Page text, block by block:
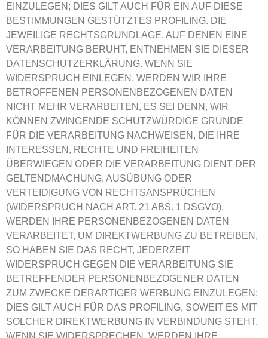
EINZULEGEN; DIES GILT AUCH FÜR EIN AUF DIESE
BESTIMMUNGEN GESTÜTZTES PROFILING. DIE
JEWEILIGE RECHTSGRUNDLAGE, AUF DENEN EINE
VERARBEITUNG BERUHT, ENTNEHMEN SIE DIESER
DATENSCHUTZERKLÄRUNG. WENN SIE
WIDERSPRUCH EINLEGEN, WERDEN WIR IHRE
BETROFFENEN PERSONENBEZOGENEN DATEN
NICHT MEHR VERARBEITEN, ES SEI DENN, WIR
KÖNNEN ZWINGENDE SCHUTZWÜRDIGE GRÜNDE
FÜR DIE VERARBEITUNG NACHWEISEN, DIE IHRE
INTERESSEN, RECHTE UND FREIHEITEN
ÜBERWIEGEN ODER DIE VERARBEITUNG DIENT DER
GELTENDMACHUNG, AUSÜBUNG ODER
VERTEIDIGUNG VON RECHTSANSPRÜCHEN
(WIDERSPRUCH NACH ART. 21 ABS. 1 DSGVO).
WERDEN IHRE PERSONENBEZOGENEN DATEN
VERARBEITET, UM DIREKTWERBUNG ZU BETREIBEN,
SO HABEN SIE DAS RECHT, JEDERZEIT
WIDERSPRUCH GEGEN DIE VERARBEITUNG SIE
BETREFFENDER PERSONENBEZOGENER DATEN
ZUM ZWECKE DERARTIGER WERBUNG EINZULEGEN;
DIES GILT AUCH FÜR DAS PROFILING, SOWEIT ES MIT
SOLCHER DIREKTWERBUNG IN VERBINDUNG STEHT.
WENN SIE WIDERSPRECHEN, WERDEN IHRE